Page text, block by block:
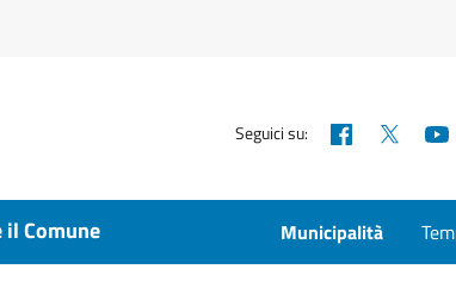
Seguici su: Facebook
il Comune Municipalità